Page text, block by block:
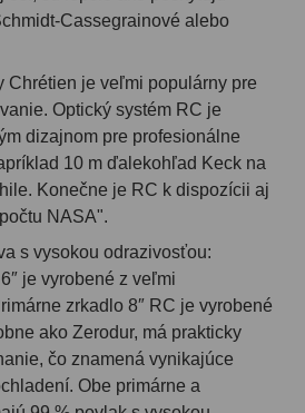
16
26
Cassegrainové alebo
Chrétien je veľmi populárny pre
Optický systém RC je
dizajnom pre profesionálne
10 m ďalekohľad Keck na
Konečne je RC k dispozícii aj
NASA".
s vysokou odrazivosťou:
je vyrobené z veľmi
zrkadlo 8″ RC je vyrobené
ako Zerodur, má prakticky
čo znamená vynikajúce
Obe primárne a